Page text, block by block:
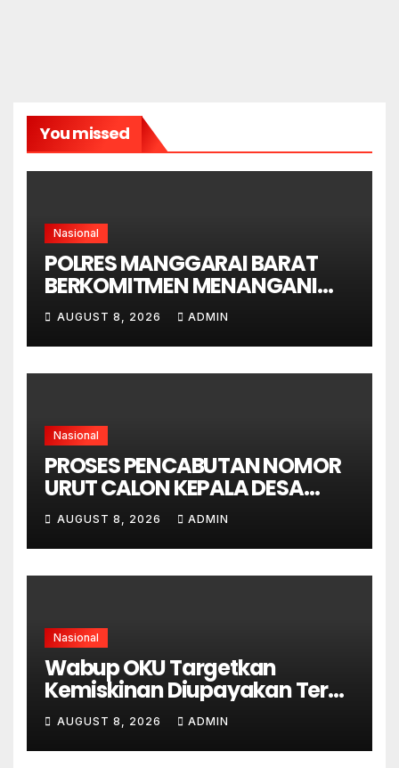
You missed
Nasional
POLRES MANGGARAI BARAT
BERKOMITMEN MENANGANI
SENGKETA LENGKONG
WARANG SECARA ADIL,
OBYEKTIF DAN INTEGRITAS
AUGUST 8, 2026 ADMIN
Nasional
PROSES PENCABUTAN NOMOR
URUT CALON KEPALA DESA
GORONTALO BERNUANSA
KEKELUARGAAN
AUGUST 8, 2026 ADMIN
Nasional
Wabup OKU Targetkan
Kemiskinan Diupayakan Terus
Menurun
AUGUST 8, 2026 ADMIN